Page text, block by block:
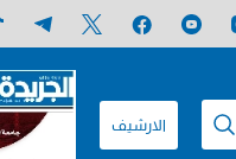
الارشيف